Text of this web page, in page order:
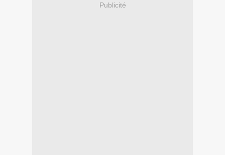
Publicité